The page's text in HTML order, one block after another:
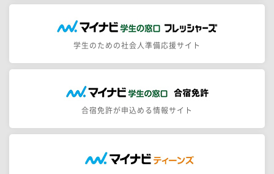
学生のための社会人準備応援サイト
合宿免許が申込める情報サイト